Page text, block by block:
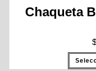
Chaqueta